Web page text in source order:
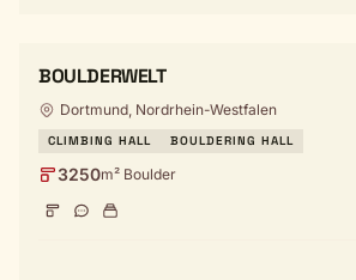
BOULDERWELT
Dortmund, Nordrhein-Westfalen
CLIMBING HALL BOULDERING HALL
3250m² Boulder